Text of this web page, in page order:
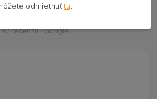
47 recenzií · Google
odmietnuťtu.